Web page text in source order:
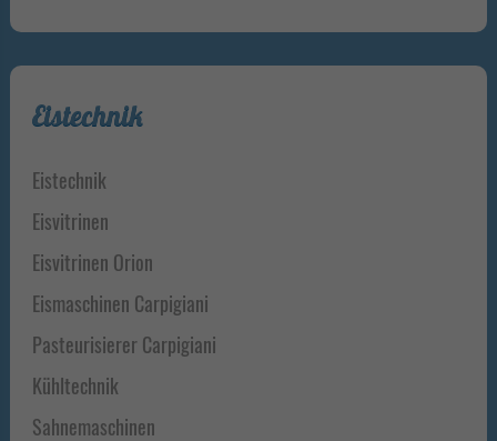
Eistechnik
Eistechnik
Eisvitrinen
Eisvitrinen Orion
Eismaschinen Carpigiani
Pasteurisierer Carpigiani
Kühltechnik
Sahnemaschinen